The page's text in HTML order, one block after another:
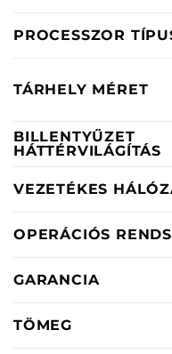
PROCESSZOR
TÁRHELY MÉRET
BILLENTYŰZET
HÁTTÉRVILÁGÍTÁS
VEZETÉKES
OPERÁCIÓS
GARANCIA
TÖMEG